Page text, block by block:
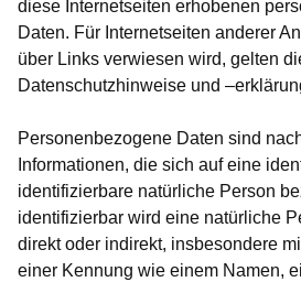
diese Internetseiten erhobenen
Daten. Für Internetseiten anderer
über Links verwiesen wird, gelten
Datenschutzhinweise und
Personenbezogene Daten sind
Informationen, die sich auf eine
identifizierbare natürliche Person
identifizierbar wird eine natürliche
direkt oder indirekt, insbesondere
einer Kennung wie einem Namen,